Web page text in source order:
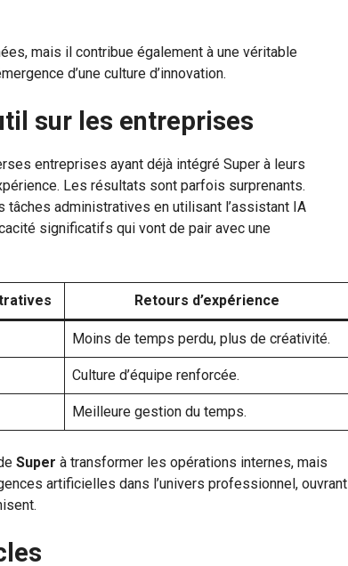
mais il contribue également à une véritable
d’une culture d’innovation.
sur les entreprises
entreprises ayant déjà intégré Super à leurs
Les résultats sont parfois surprenants.
administratives en utilisant l’assistant IA
significatifs qui vont de pair avec une
Retours d’expérience
Moins de temps perdu, plus de créativité.
Culture d’équipe renforcée.
Meilleure gestion du temps.
Super à transformer les opérations internes, mais
artificielles dans l’univers professionnel, ouvrant